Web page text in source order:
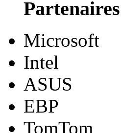
Microsoft
Intel
ASUS
EBP
TomTom